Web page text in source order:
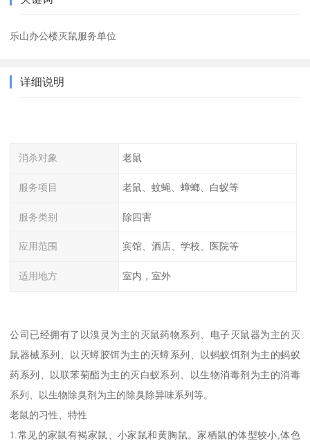
乐山办公楼灭鼠服务单位
详细说明
消杀对象 老鼠
服务项目 老鼠、蚊蝇、蟑螂、白蚁等
服务类别 除四害
应用范围 宾馆、酒店、学校、医院等
适用地方 室内，室外
公司已经拥有了以溴灵为主的灭鼠药物系列、电子灭鼠器为主的灭
鼠器械系列、以灭蟑胶饵为主的灭蟑系列、以蚂蚁饵剂为主的蚂蚁
药系列、以联苯菊酯为主的灭白蚁系列、以生物消毒剂为主的消毒
系列、以生物除臭剂为主的除臭除异味系列等。
老鼠的习性、特性
1.常见的家鼠有褐家鼠、小家鼠和黄胸鼠。家栖鼠的体型较小,体色